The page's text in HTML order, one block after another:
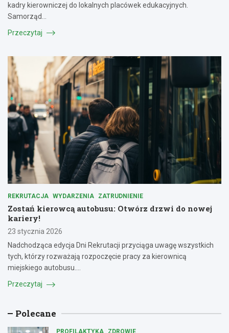
kadry kierowniczej do lokalnych placówek edukacyjnych.
Samorząd…
Przeczytaj
REKRUTACJA WYDARZENIA ZATRUDNIENIE
Zostań kierowcą autobusu: Otwórz drzwi do nowej
kariery!
23 stycznia 2026
Nadchodząca edycja Dni Rekrutacji przyciąga uwagę wszystkich
tych, którzy rozważają rozpoczęcie pracy za kierownicą
miejskiego autobusu.…
Przeczytaj
Polecane